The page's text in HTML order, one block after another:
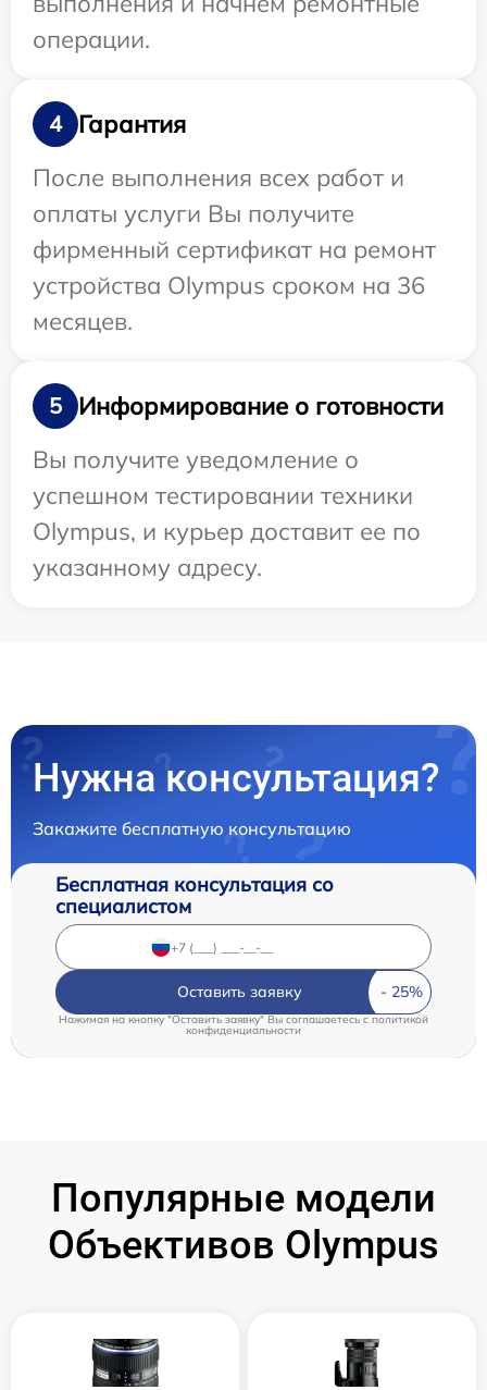
операции.
4
Гарантия
После выполнения всех работ и
оплаты услуги Вы получите
фирменный сертификат на ремонт
устройства Olympus сроком на 36
месяцев.
5
Информирование о готовности
Вы получите уведомление о
успешном тестировании техники
Olympus, и курьер доставит ее по
указанному адресу.
Нужна консультация?
Закажите бесплатную консультацию
Бесплатная консультация со
специалистом
Оставить заявку
Нажимая на кнопку "Оставить заявку" Вы соглашаетесь c политикой
конфиденциальности
Популярные модели
Объективов Olympus